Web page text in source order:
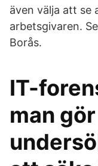
även välja att se
arbetsgivaren.
Borås.
IT-
man